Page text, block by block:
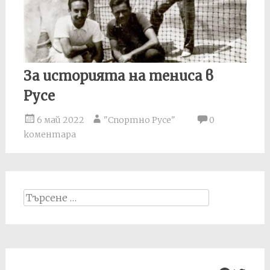
За историята на тениса в
Русе
6 май 2022 "Спортно Русе"
0
коментара
Search
for: